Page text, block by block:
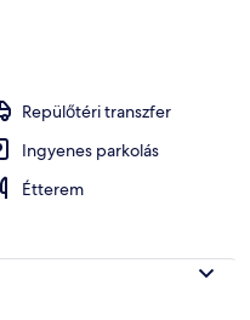
Repülőtéri transzfer
Ingyenes parkolás
Étterem